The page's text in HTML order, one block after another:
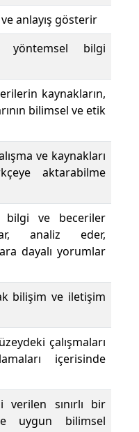
anlayış gösterir
yöntemsel bilgi
kaynakların,
bilimsel ve etik
ve kaynakları
aktarabilme
bilgi ve beceriler
analiz eder,
dayalı yorumlar
bilişim ve iletişim
çalışmaları
içerisinde
sınırlı bir
uygun bilimsel